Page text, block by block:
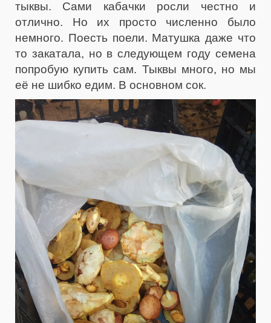
тыквы. Сами кабачки росли честно и
отлично. Но их просто численно было
немного. Поесть поели. Матушка даже что
то закатала, но в следующем году семена
попробую купить сам. Тыквы много, но мы
её не шибко едим. В основном сок.